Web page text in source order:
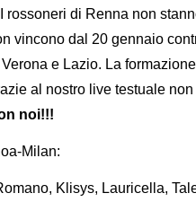
rossoneri di Renna non
vincono dal 20 gennaio
e Lazio. La
al nostro live testuale
noi!!!
Milan:
Klisys, Lauricella,